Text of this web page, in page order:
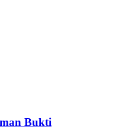
Bukti